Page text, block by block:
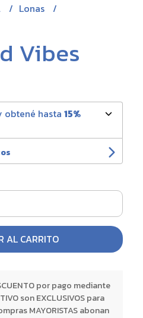
Lonas
Vibes
obtené hasta 15%
AL CARRITO
por pago mediante
son EXCLUSIVOS para
MAYORISTAS abonan